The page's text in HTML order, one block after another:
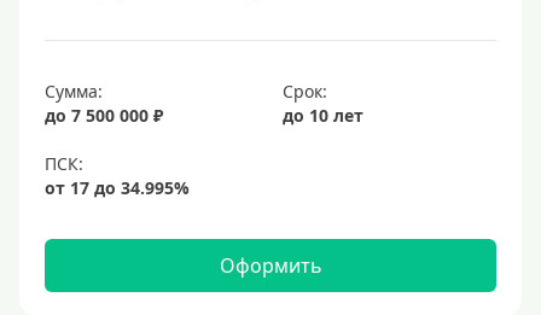
С 23 лет
Обеспечение
Без обеспечения
Сумма:
до 7 500 000 ₽
Срок:
до 10 лет
Оформить